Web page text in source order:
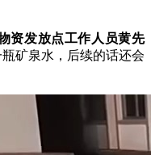
资发放点工作人员黄先
矿泉水，后续的话还会